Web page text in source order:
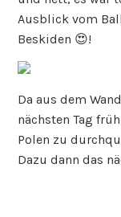
Ausblick vom
Beskiden 😍!
Da aus dem
nächsten Tag
Polen zu
Dazu dann das